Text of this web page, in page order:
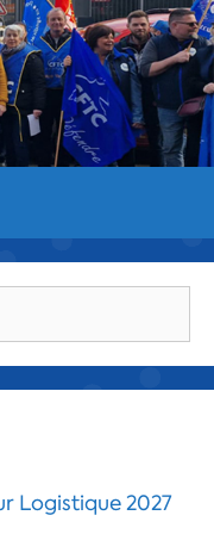
Logistique 2027